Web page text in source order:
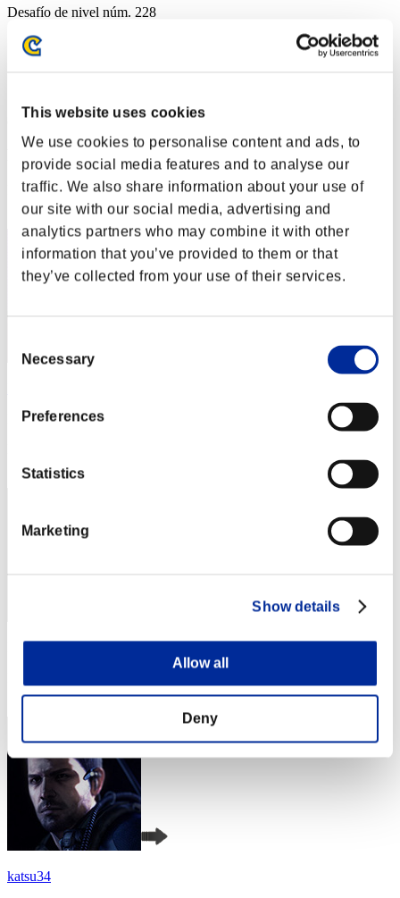
This website uses cookies
We use cookies to personalise content and ads, to
provide social media features and to analyse our
traffic. We also share information about your use of
our site with our social media, advertising and
analytics partners who may combine it with other
information that you’ve provided to them or that
they’ve collected from your use of their services.
Selection
Necessary
Preferences
Statistics
Marketing
Show details
Allow all
Deny
Desafío de nivel núm. 228
Solo
(Los rankings se actualizan cada 6 horas.)
Rankings
Posición
1
Puntos:Lv:1/05'49"32
2
Puntos: -
3
katsu34